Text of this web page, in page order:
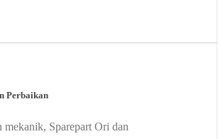
Perbaikan
mekanik, Sparepart Ori dan